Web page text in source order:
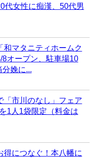
代女性に痴漢、50代男
和マタニティホームク
8オープン、駐車場10
娩に...
「市川のなし」フェア
1人1袋限定（料金は
得につなぐ！本八幡に